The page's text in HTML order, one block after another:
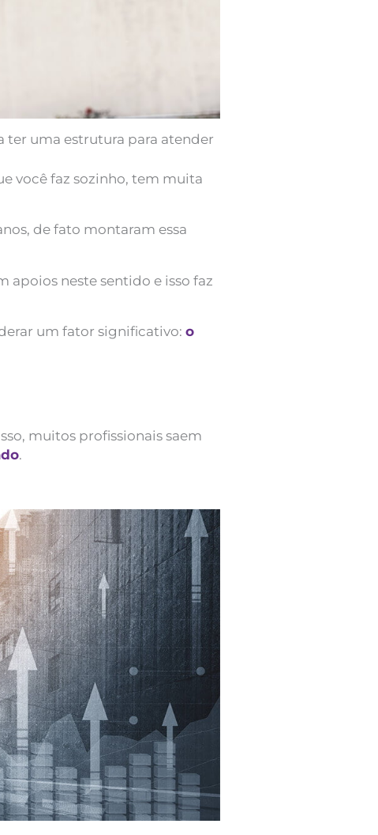
ter uma estrutura para atender
você faz sozinho, tem muita
de fato montaram essa
apoios neste sentido e isso faz
um fator significativo: o
muitos profissionais saem
.